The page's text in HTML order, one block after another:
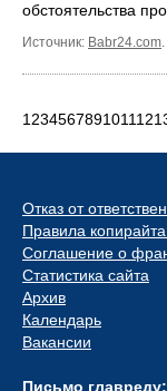
обстоятельства
Источник: Babr24.com.
123456789101112
Отказ от
Правила
Соглашение о
Статистика сайта
Архив
Календарь
Вакансии
Письмо главреду: